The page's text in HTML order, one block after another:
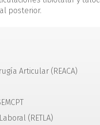
posterior.
Articular (REACA)
(RETLA)